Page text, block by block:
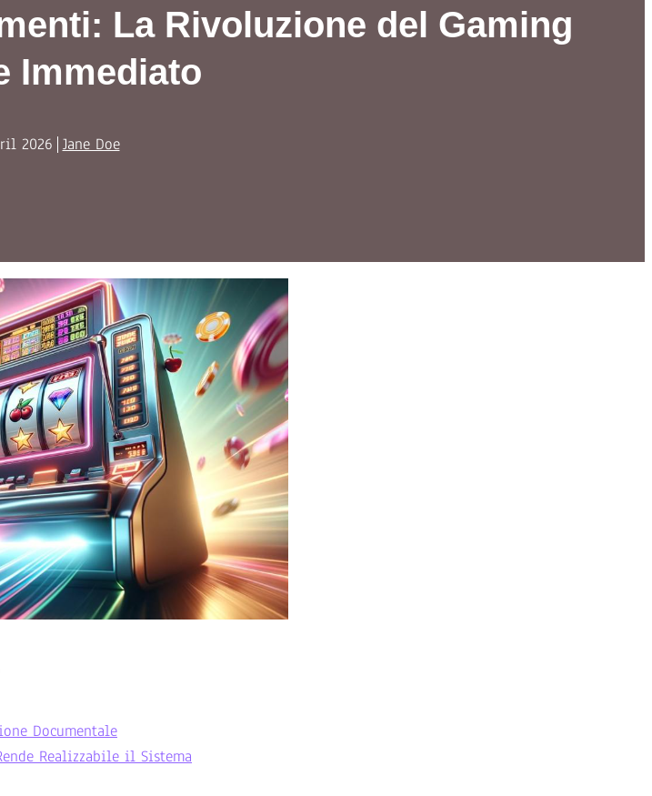
La Rivoluzione del Gaming
Immediato
2026 Jane Doe
Documentale
Realizzabile il Sistema